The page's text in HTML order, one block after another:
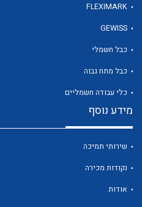
לכל מוצרי היצרן
לכל מוצרי היצרן
FLEXIMARK
GEWISS
כבל חשמלי
כבל מתח גבוה
כלי עבודה חשמליים
מידע נוסף
שירותי תמיכה
נקודות מכירה
אודות